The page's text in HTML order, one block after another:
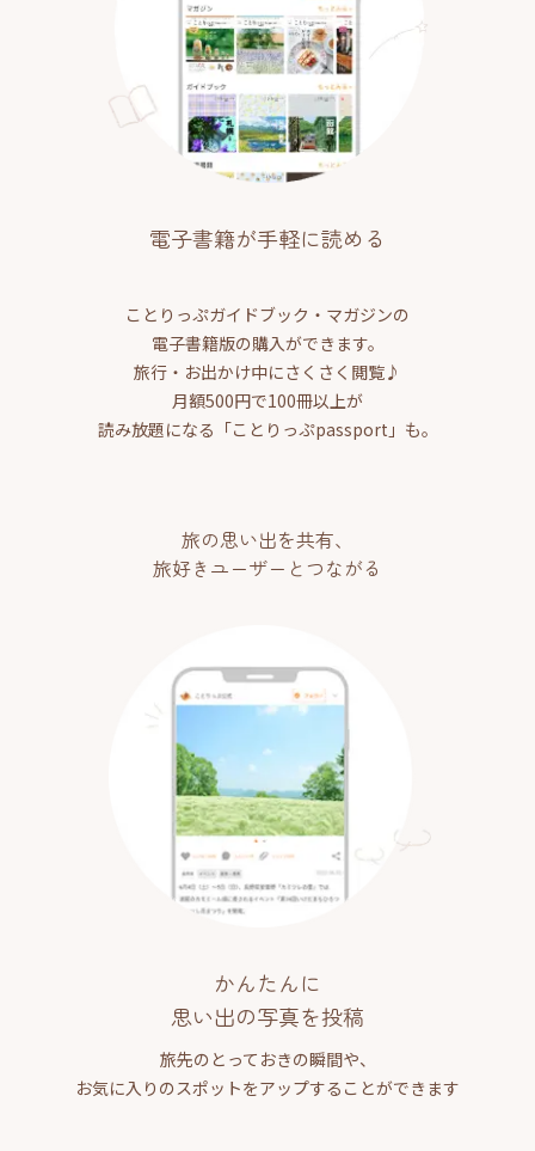
電子書籍が手軽に読める
ことりっぷガイドブック・マガジンの
電子書籍版の購入ができます。
旅行・お出かけ中にさくさく閲覧♪
月額500円で100冊以上が
読み放題になる「ことりっぷpassport」も。
旅の思い出を共有、
旅好きユーザーとつながる
かんたんに
思い出の写真を投稿
旅先のとっておきの瞬間や、
お気に入りのスポットをアップすることができます